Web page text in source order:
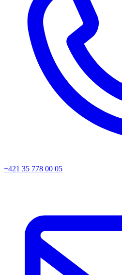
+421 35 778 00 05